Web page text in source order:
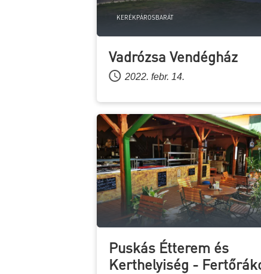
KERÉKPÁROSBARÁT
Vadrózsa Vendégház
2022. febr. 14.
Puskás Étterem és
Kerthelyiség -